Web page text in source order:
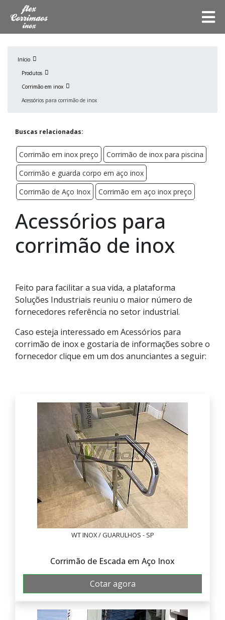
Início
Produtos
Corrimão em inox
Acessórios para corrimão de inox
Buscas relacionadas:
Corrimão em inox preço
Corrimão de inox para piscina
Corrimão e guarda corpo em aço inox
Corrimão de Aço Inox
Corrimão em aço inox preço
Acessórios para
corrimão de inox
Feito para facilitar a sua vida, a plataforma
Soluções Industriais reuniu o maior número de
fornecedores referência no setor industrial.
Caso esteja interessado em Acessórios para
corrimão de inox e gostaria de informações sobre o
fornecedor clique em um dos anunciantes a seguir:
WT INOX / GUARULHOS - SP
Corrimão de Escada em Aço Inox
Cotar agora